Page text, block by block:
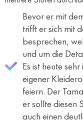
Bevor er mit
trifft er sich mit
besprechen,
und um die
Es ist heute
eigener
feiern. Der
er sollte diesen
auch einen